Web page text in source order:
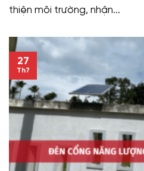
thiện môi trường, nhận...
27
Th7